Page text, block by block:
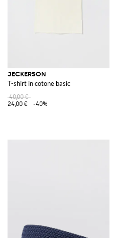
JECKERSON
T-shirt in cotone basic
40,00 €
24,00 €
-40%